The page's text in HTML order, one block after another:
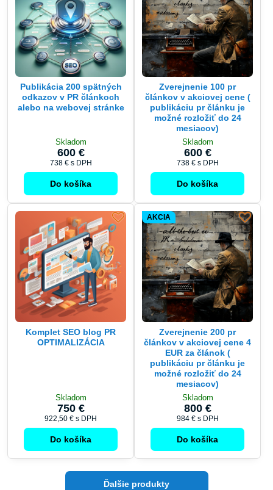
Publikácia 200 spätných
odkazov v PR článkoch
alebo na webovej stránke
Skladom
600 €
738 € s DPH
Do košíka
Zverejnenie 100 pr
článkov v akciovej cene (
publikáciu pr článku je
možné rozložiť do 24
mesiacov)
Skladom
600 €
738 € s DPH
Do košíka
Komplet SEO blog PR
OPTIMALIZÁCIA
Skladom
750 €
922,50 € s DPH
Do košíka
AKCIA
Zverejnenie 200 pr
článkov v akciovej cene 4
EUR za článok (
publikáciu pr článku je
možné rozložiť do 24
mesiacov)
Skladom
800 €
984 € s DPH
Do košíka
Ďalšie produkty